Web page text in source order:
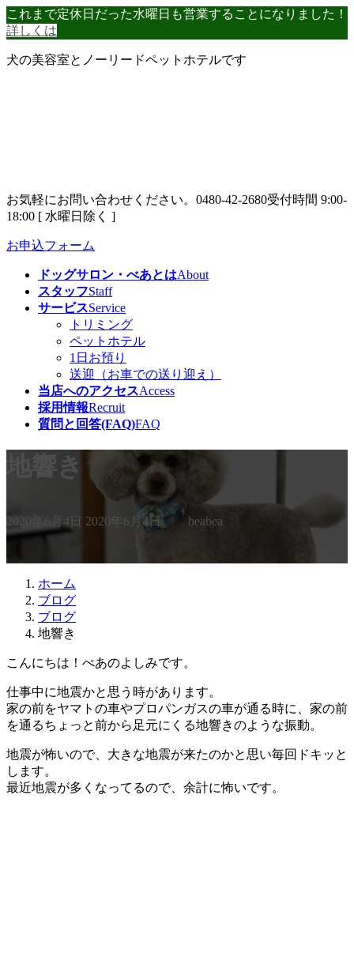
コ
ン
ン
ナ
ビ
ー
これまで定休日だった水曜日も営業することになりました！
詳しくは
犬の美容室とノーリードペットホテルです
お気軽にお問い合わせください。 0480-42-2680受付時間 9:00-
18:00 [ 水曜日除く ]
お申込フォーム
ドッグサロン・べあとはAbout
スタッフStaff
サービスService
トリミング
ペットホテル
1日お預り
送迎（お車での送り迎え）
当店へのアクセスAccess
採用情報Recruit
質問と回答(FAQ)FAQ
地響き
2020年6月4日
終
2020年6月4日 beabea
ホーム
ブログ
ブログ
地響き
こんにちは！べあのよしみです。
仕事中に地震かと思う時があります。
家の前をヤマトの車やプロパンガスの車が通る時に、家の前
を通るちょっと前から足元にくる地響きのような振動。
地震が怖いので、大きな地震が来たのかと思い毎回ドキッと
します。
最近地震が多くなってるので、余計に怖いです。